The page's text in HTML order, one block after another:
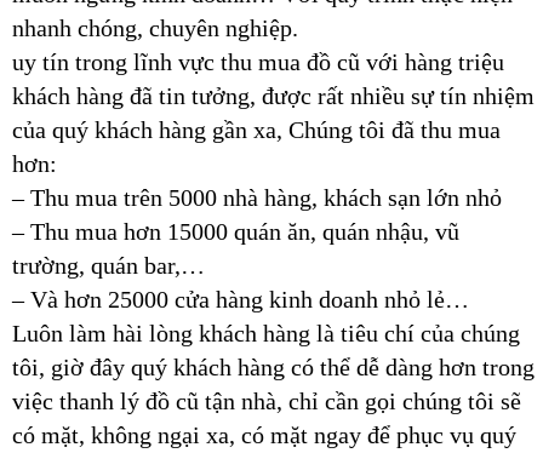
nhanh chóng, chuyên nghiệp.
uy tín trong lĩnh vực thu mua đồ cũ với hàng triệu
khách hàng đã tin tưởng, được rất nhiều sự tín nhiệm
của quý khách hàng gần xa, Chúng tôi đã thu mua
hơn:
– Thu mua trên 5000 nhà hàng, khách sạn lớn nhỏ
– Thu mua hơn 15000 quán ăn, quán nhậu, vũ
trường, quán bar,…
– Và hơn 25000 cửa hàng kinh doanh nhỏ lẻ…
Luôn làm hài lòng khách hàng là tiêu chí của chúng
tôi, giờ đây quý khách hàng có thể dễ dàng hơn trong
việc thanh lý đồ cũ tận nhà, chỉ cần gọi chúng tôi sẽ
có mặt, không ngại xa, có mặt ngay để phục vụ quý